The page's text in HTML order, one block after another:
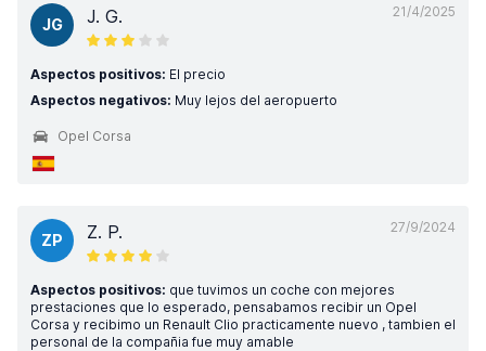
21/4/2025
JG J. G.
Aspectos positivos: El precio
Aspectos negativos: Muy lejos del aeropuerto
Opel Corsa
27/9/2024
ZP Z. P.
Aspectos positivos: que tuvimos un coche con mejores
prestaciones que lo esperado, pensabamos recibir un Opel
Corsa y recibimo un Renault Clio practicamente nuevo , tambien el
personal de la compañia fue muy amable